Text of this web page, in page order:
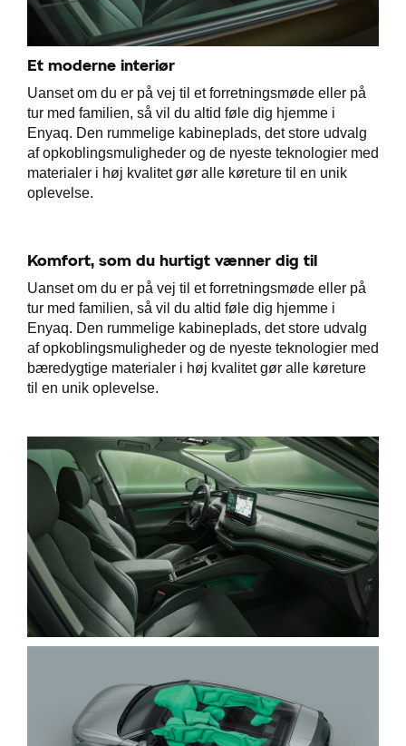
Et moderne interiør
Uanset om du er på vej til et forretningsmøde eller på
tur med familien, så vil du altid føle dig hjemme i
Enyaq. Den rummelige kabineplads, det store udvalg
af opkoblingsmuligheder og de nyeste teknologier med
materialer i høj kvalitet gør alle køreture til en unik
oplevelse.
Komfort, som du hurtigt vænner dig til
Uanset om du er på vej til et forretningsmøde eller på
tur med familien, så vil du altid føle dig hjemme i
Enyaq. Den rummelige kabineplads, det store udvalg
af opkoblingsmuligheder og de nyeste teknologier med
bæredygtige materialer i høj kvalitet gør alle køreture
til en unik oplevelse.